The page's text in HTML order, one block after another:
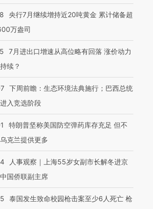
央行7月继续增持近20吨黄金 累计储备超
万盎司
7月进出口增速从高位略有回落 涨价动力
续？
下周前瞻：生态环境法典施行；巴西总统
入竞选阶段
特朗普坚称美国防空弹药库存充足 但不
克兰提供更多
人事观察｜上海55岁女副市长解冬进京
国侨联副主席
泰国发生致命校园枪击案至少6人死亡 枪